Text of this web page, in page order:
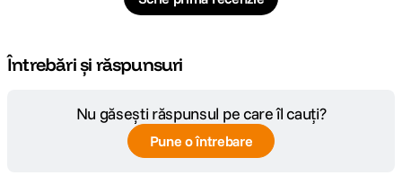
DETALII PRODUCATOR
Cod producator AC-WIT-HE-RX
Întrebări și răspunsuri
Nu găsești răspunsul pe care îl cauți?
Pune o întrebare